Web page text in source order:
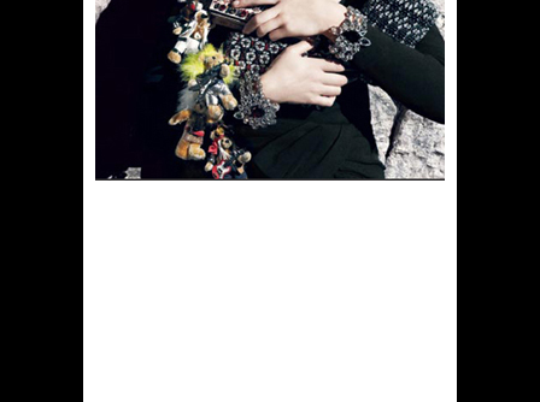
Lea Seydoux égérie de la campagne PRADA
resort 2012
En Mode Fashion
3 novembre 2011
Fashion News